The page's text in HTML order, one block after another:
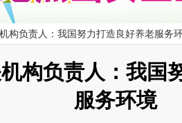
构负责人：我国努力打造良好养老服务
构负责人：我国
服务环境